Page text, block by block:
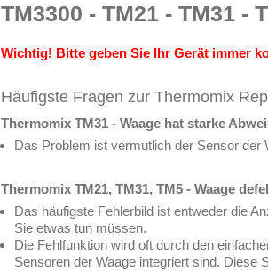
TM3300 - TM21 - TM31 -
Wichtig! Bitte geben Sie Ihr Gerät immer
Häufigste Fragen zur Thermomix
Thermomix TM31 - Waage hat starke
Das Problem ist vermutlich der Sensor
Thermomix TM21, TM31, TM5 - Waage
Das häufigste Fehlerbild ist entweder die
Sie etwas tun müssen.
Die Fehlfunktion wird oft durch den
Sensoren der Waage integriert sind. Diese